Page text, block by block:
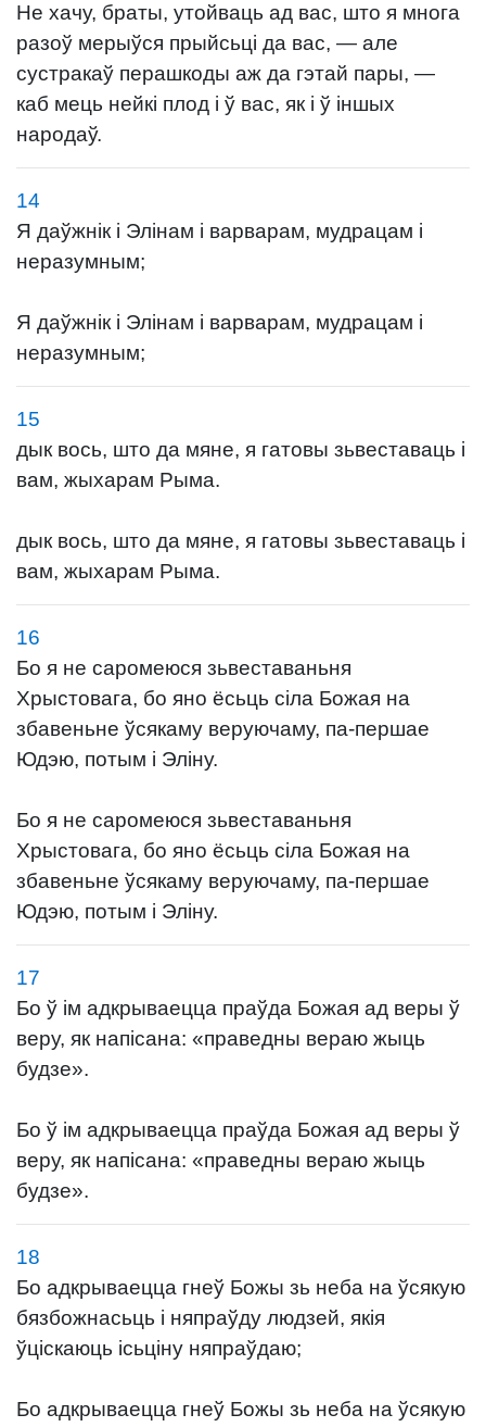
Не хачу, браты, утойваць ад вас, што я многа
разоў мерыўся прыйсьці да вас, — але
сустракаў перашкоды аж да гэтай пары, —
каб мець нейкі плод і ў вас, як і ў іншых
народаў.
14
Я даўжнік і Элінам і варварам, мудрацам і
неразумным;
Я даўжнік і Элінам і варварам, мудрацам і
неразумным;
15
дык вось, што да мяне, я гатовы зьвеставаць і
вам, жыхарам Рыма.
дык вось, што да мяне, я гатовы зьвеставаць і
вам, жыхарам Рыма.
16
Бо я не саромеюся зьвеставаньня
Хрыстовага, бо яно ёсьць сіла Божая на
збавеньне ўсякаму веруючаму, па-першае
Юдэю, потым і Эліну.
Бо я не саромеюся зьвеставаньня
Хрыстовага, бо яно ёсьць сіла Божая на
збавеньне ўсякаму веруючаму, па-першае
Юдэю, потым і Эліну.
17
Бо ў ім адкрываецца праўда Божая ад веры ў
веру, як напісана: «праведны вераю жыць
будзе».
Бо ў ім адкрываецца праўда Божая ад веры ў
веру, як напісана: «праведны вераю жыць
будзе».
18
Бо адкрываецца гнеў Божы зь неба на ўсякую
бязбожнасьць і няпраўду людзей, якія
ўціскаюць ісьціну няпраўдаю;
Бо адкрываецца гнеў Божы зь неба на ўсякую